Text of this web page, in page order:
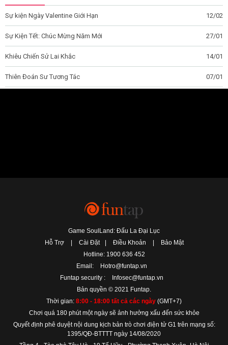
Sự kiện Ngày Valentine Giới Hạn 12/02
Sự Kiện Tết: Chúc Mừng Năm Mới 27/01
Khiêu Chiến Sử Lai Khắc 14/01
Thiên Đoán Sư Tương Tác 07/01
Game SoulLand: Đấu La Đại Lục
Hỗ Trợ
Cài Đặt Điều Khoản
Bảo Mật
Hotline: 1900 636 452
Email:
Hotro@funtap.vn
Funtap security :
Infosec@funtap.vn
Bản quyền © 2021 Funtap.
Thời gian: 8:00 - 18:00 tất cả các ngày (GMT+7)
Chơi quá 180 phút một ngày sẽ ảnh hưởng xấu đến sức khỏe
Quyết định phê duyệt nội dung kịch bản trò chơi điện tử G1 trên mạng số:
1395/QĐ-BTTTT ngày 14/08/2020